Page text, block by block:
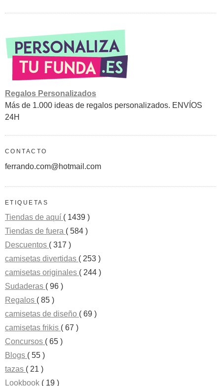
Regalos Personalizados
Más de 1.000 ideas de regalos personalizados. ENVÍOS
24H
CONTACTO
ferrando.com@hotmail.com
ETIQUETAS
Tiendas de aquí ( 1439 )
Tiendas de fuera ( 584 )
Descuentos ( 317 )
camisetas divertidas ( 253 )
camisetas originales ( 244 )
Sudaderas ( 96 )
Regalos ( 85 )
camisetas de diseño ( 69 )
camisetas frikis ( 67 )
Concursos ( 65 )
Blogs ( 55 )
tazas ( 21 )
Lookbook ( 19 )